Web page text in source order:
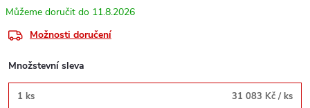
11.8.2026
Možnosti doručení
Množstevní sleva
1 ks 31 083 Kč / ks